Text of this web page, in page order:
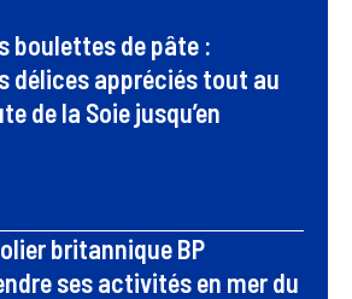
boulettes de pâte :
délices appréciés tout au
de la Soie jusqu’en
britannique BP
ses activités en mer du